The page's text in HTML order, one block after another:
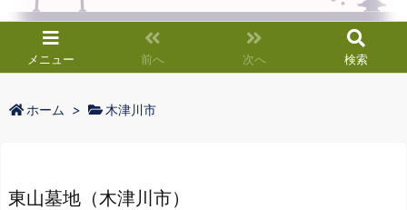
メニュー 前へ 次へ 検索
ホーム > 木津川市
東山墓地（木津川市）